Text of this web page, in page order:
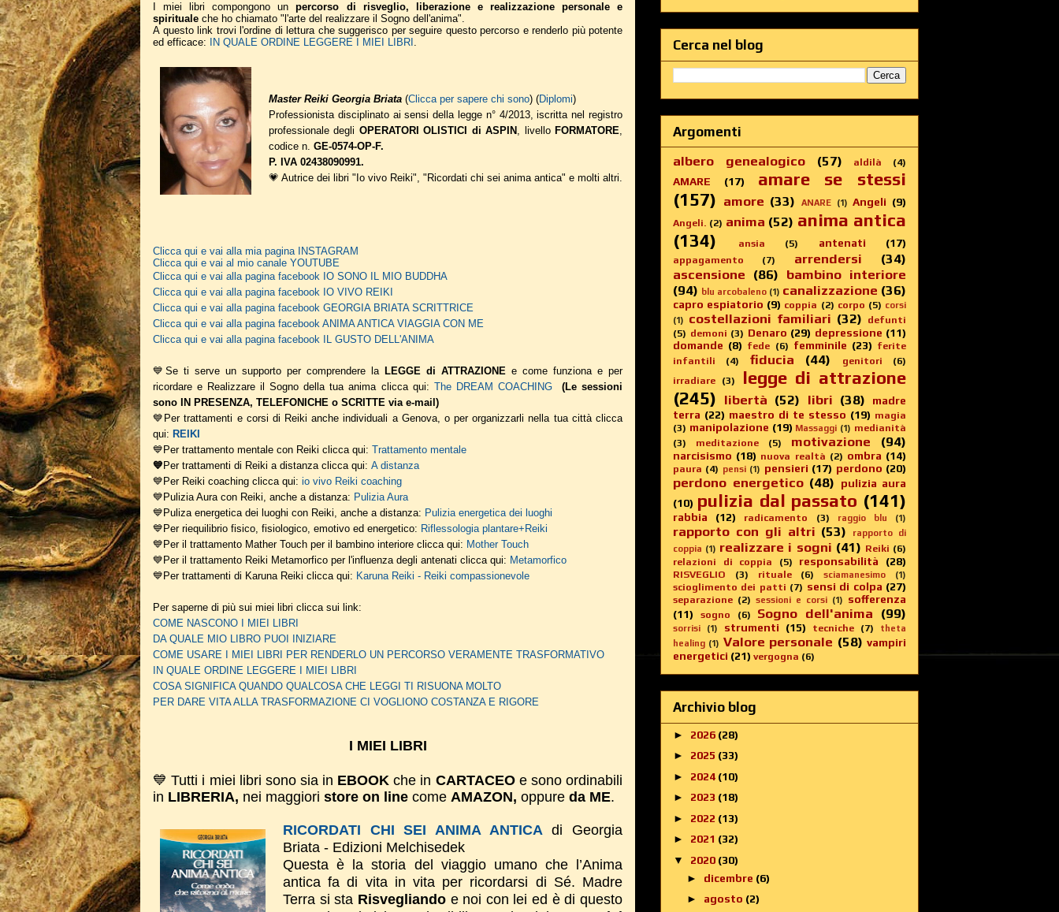
I miei libri compongono unpercorso di risveglio, liberazione e realizzazione personale e
spirituale che ho chiamato "l'arte del realizzare il Sogno dell'anima".
A questo link trovi l'ordine di lettura che suggerisco per seguire questo percorso e renderlo più potente
ed efficace:
IN QUALE ORDINE LEGGERE I MIEI LIBRI .
Master Reiki Georgia Briata (Clicca per sapere chi sono) (Diplomi)
Professionista disciplinato ai sensi della legge n° 4/2013, iscritta nel registro
professionale degli OPERATORI OLISTICI di ASPIN , livello FORMATORE,
codice n. GE-0574-OP-F.
P. IVA 02438090991.
💗 Autrice dei libri "Io vivo Reiki", "Ricordati chi sei anima antica" e molti altri.
Clicca qui e vai alla mia pagina INSTAGRAM
Clicca qui e vai al mio canale YOUTUBE
Clicca qui e vai alla pagina facebook IO SONO IL MIO BUDDHA
Clicca qui e vai alla pagina facebook IO VIVO REIKI
Clicca qui e vai alla pagina facebook GEORGIA BRIATA SCRITTRICE
Clicca qui e vai alla pagina facebook ANIMA ANTICA VIAGGIA CON ME
Clicca qui e vai alla pagina facebook IL GUSTO DELL'ANIMA
💙Se ti serve un supporto per comprendere laLEGGE di ATTRAZIONE e come funziona e per
ricordare e Realizzare il Sogno della tua anima clicca qui: The DREAM COACHING
(Le sessioni
sono IN PRESENZA, TELEFONICHE o SCRITTE via e-mail)
💙Per trattamenti e corsi di Reiki anche individuali a Genova, o per organizzarli nella tua città clicca
qui: REIKI
💙Per trattamento mentale con Reiki clicca qui: Trattamento mentale
💙 Per trattamenti di Reiki a distanza clicca qui: A distanza
💙Per Reiki coaching clicca qui: io vivo Reiki coaching
💙Pulizia Aura con Reiki, anche a distanza: Pulizia Aura
💙Puliza energetica dei luoghi con Reiki, anche a distanza: Pulizia energetica dei luoghi
💙Per riequilibrio fisico, fisiologico, emotivo ed energetico: Riflessologia plantare+Reiki
💙Per il trattamento Mather Touch per il bambino interiore clicca qui: Mother Touch
💙Per il trattamento Reiki Metamorfico per l'influenza degli antenati clicca qui: Metamorfico
💙Per trattamenti di Karuna Reiki clicca qui: Karuna Reiki - Reiki compassionevole
Per saperne di più sui miei libri clicca sui link:
COME NASCONO I MIEI LIBRI
DA QUALE MIO LIBRO PUOI INIZIARE
COME USARE I MIEI LIBRI PER RENDERLO UN PERCORSO VERAMENTE TRASFORMATIVO
IN QUALE ORDINE LEGGERE I MIEI LIBRI
COSA SIGNIFICA QUANDO QUALCOSA CHE LEGGI TI RISUONA MOLTO
PER DARE VITA ALLA TRASFORMAZIONE CI VOGLIONO COSTANZA E RIGORE
I MIEI LIBRI
💙 Tutti i miei libri sono sia in EBOOKche in CARTACEO e sono ordinabili
in LIBRERIA, nei maggiori store on line come AMAZON, oppure da ME.
RICORDATI CHI SEI ANIMA ANTICA di Georgia
Briata - Edizioni Melchisedek
Questa è la storia del viaggio umano che l’Anima
antica fa di vita in vita per ricordarsi di Sé. Madre
Terra si sta Risvegliando e noi con lei ed è di questo
Cerca nel blog
Argomenti
albero genealogico
(57) aldilà (4)
AMARE (17)
amare se stessi
(157) amore (33) ANARE (1) Angeli (9)
Angeli. (2) anima (52) anima antica
(134)
ansia (5) antenati (17)
appagamento (7) arrendersi
(34)
ascensione (86) bambino interiore
(94) blu arcobaleno (1) canalizzazione (36)
capro espiatorio (9) coppia (2) corpo (5) corsi
(1)
costellazioni familiari (32) defunti
(5) demoni (3) Denaro (29) depressione (11)
domande (8) fede (6) femminile (23) ferite
infantili
(4) fiducia (44) genitori
(6)
irradiare (3)
legge di attrazione
(245) libertà (52) libri (38)
madre
terra (22) maestro di te stesso (19) magia
(3) manipolazione (19) Massaggi (1) medianità
(3)
meditazione (5) motivazione (94)
narcisismo (18) nuova realtà (2) ombra (14)
paura (4) pensi (1) pensieri (17) perdono (20)
perdono energetico (48)
pulizia aura
(10) pulizia dal passato (141)
rabbia (12) radicamento (3) raggio blu (1)
rapporto con gli altri (53)
rapporto di
coppia (1) realizzare i sogni (41) Reiki (6)
relazioni di coppia
(5) responsabilità (28)
RISVEGLIO (3) rituale (6) sciamanesimo (1)
scioglimento dei patti (7) sensi di colpa (27)
separazione (2) sessioni e corsi (1)
sofferenza
(11)
sogno (6) Sogno dell'anima (99)
sorrisi (1) strumenti (15) tecniche (7)
theta
healing (1) Valore personale (58) vampiri
energetici (21) vergogna (6)
Archivio blog
► 2026 (28)
► 2025 (33)
► 2024 (10)
► 2023 (18)
► 2022 (13)
► 2021 (32)
▼ 2020 (30)
► dicembre (6)
► agosto (2)